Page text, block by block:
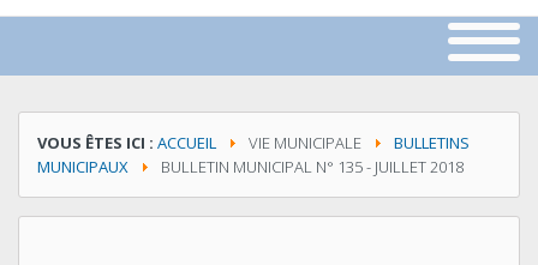
VOUS ÊTES ICI : ACCUEIL VIE MUNICIPALE
BULLETINS
MUNICIPAUX
BULLETIN MUNICIPAL N° 135 - JUILLET 2018